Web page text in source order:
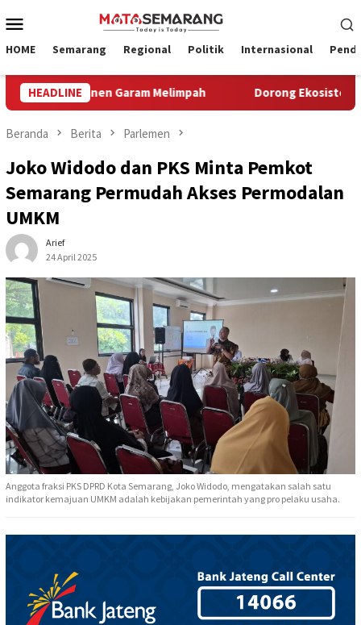
ke
Mobile
HOME Semarang Regional Politik Internasional
HEADLINE
Panen Garam Melimpah Dorong Ekosistem
Beranda Berita Parlemen
Joko Widodo dan PKS Minta Pemkot
Semarang Permudah Akses Permodalan
UMKM
Arief
24 April 2025
Anggota fraksi PKS DPRD Kota Semarang, Joko Widodo, mengatakan salah satu
indikator kemajuan UMKM adalah kebijakan pemerintah yang pro pelaku usaha.